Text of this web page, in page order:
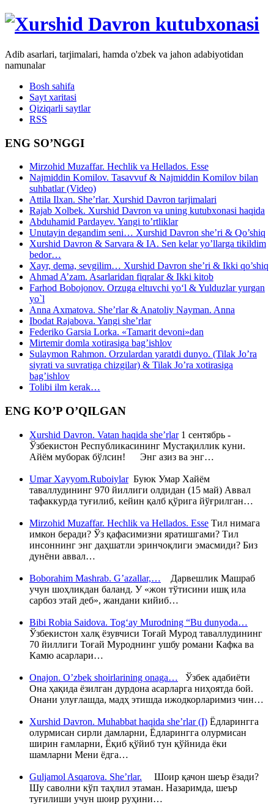
Adib asarlari, tarjimalari, hamda o'zbek va jahon adabiyotidan
namunalar
Bosh sahifa
Sayt xaritasi
Qiziqarli saytlar
RSS
ENG SO’NGGI
Mirzohid Muzaffar. Hechlik va Hellados. Esse
Najmiddin Komilov. Tasavvuf & Najmiddin Komilov bilan
suhbatlar (Video)
Attila Ilxan. She’rlar. Xurshid Davron tarjimalari
Rajab Xolbek. Xurshid Davron va uning kutubxonasi haqida
Abduhamid Pardayev. Yangi to’rtliklar
Unutayin degandim seni… Xurshid Davron she’ri & Qo’shiq
Xurshid Davron & Sarvara & IA. Sen kelar yo’llarga tikildim
bedor…
Xayr, dema, sevgilim… Xurshid Davron she’ri & Ikki qo’shiq
Ahmad A’zam. Asarlaridan fiqralar & Ikki kitob
Farhod Bobojonov. Orzuga eltuvchi yo‘l & Yulduzlar yurgan
yo`l
Anna Axmatova. She’rlar & Anatoliy Nayman. Anna
Ibodat Rajabova. Yangi she’rlar
Federiko Garsia Lorka. «Tamarit devoni»dan
Mirtemir domla xotirasiga bag’ishlov
Sulaymon Rahmon. Orzulardan yaratdi dunyo. (Tilak Jo’ra
siyrati va suvratiga chizgilar) & Tilak Jo’ra xotirasiga
bag’ishlov
Tolibi ilm kerak…
ENG KO’P O’QILGAN
Xurshid Davron. Vatan haqida she’rlar1 сентябрь -
Ўзбекистон Республикасининг Мустақиллик куни.
Айём муборак бўлсин! Энг азиз ва энг…
Umar Xayyom.RuboiylarБуюк Умар Хайём
таваллудининг 970 йиллиги олдидан (15 май) Аввал
тафаккурда туғилиб, кейин қалб қўрига йўғрилган…
Mirzohid Muzaffar. Hechlik va Hellados. Esse Тил нимага
имкон беради? Ўз қафасимизни яратишгами? Тил
инсоннинг энг даҳшатли эринчоқлиги эмасмиди? Биз
дунёни аввал…
Boborahim Mashrab. G’azallar,… Дарвешлик Машраб
учун шоҳликдан баланд. У «жон тўтисини ишқ ила
сарбоз этай деб», жандани кийиб…
Bibi Robia Saidova. Tog‘ay Murodning “Bu dunyoda…
Ўзбекистон халқ ёзувчиси Тоғай Мурод таваллудининг
70 йиллиги Тоғай Муроднинг ушбу романи Кафка ва
Камю асарлари…
Onajon. O’zbek shoirlarining onaga… Ўзбек адабиёти
Она ҳақида ёзилган дурдона асарларга ниҳоятда бой.
Онани улуғлашда, мадҳ этишда ижодкорларимиз чин…
Xurshid Davron. Muhabbat haqida she’rlar (I) Ёдларингга
олурмисан сирли дамларни, Ёдларингга олурмисан
ширин ғамларни, Ёқиб қўйиб тун қўйнида ёки
шамларни Мени ёдга…
Guljamol Asqarova. She’rlar. Шоир қачон шеър ёзади?
Шу саволни кўп таҳлил этаман. Назаримда, шеър
туғилиши учун шоир руҳини…